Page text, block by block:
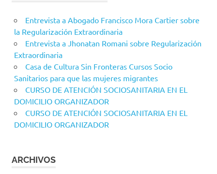
Entrevista a Abogado Francisco Mora Cartier sobre
la Regularización Extraordinaria
Entrevista a Jhonatan Romani sobre Regularización
Extraordinaria
Casa de Cultura Sin Fronteras Cursos Socio
Sanitarios para que las mujeres migrantes
CURSO DE ATENCIÓN SOCIOSANITARIA EN EL
DOMICILIO ORGANIZADOR
CURSO DE ATENCIÓN SOCIOSANITARIA EN EL
DOMICILIO ORGANIZADOR
ARCHIVOS